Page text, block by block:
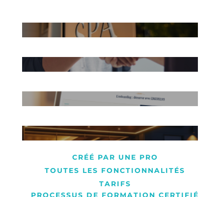
CRÉÉ PAR UNE PRO
TOUTES LES FONCTIONNALITÉS
TARIFS
PROCESSUS DE FORMATION CERTIFIÉ